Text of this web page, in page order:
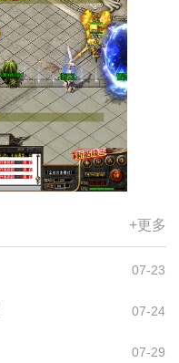
+更多
07-23
07-24
07-29